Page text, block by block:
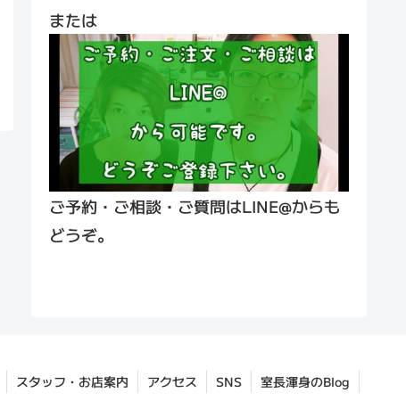
または
ご予約・ご相談・ご質問はLINE@からも
どうぞ。
スタッフ・お店案内 アクセス SNS 室長渾身のBlog